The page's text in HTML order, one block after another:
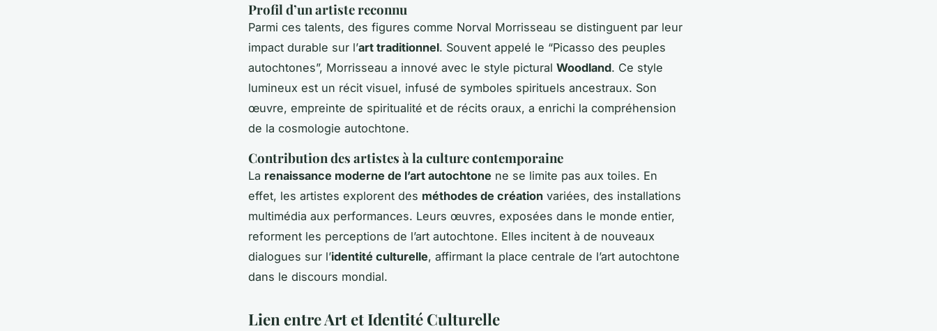
Profil d’un artiste reconnu
Parmi ces talents, des figures comme Norval Morrisseau se distinguent par leur
impact durable sur l’art traditionnel. Souvent appelé le “Picasso des peuples
autochtones”, Morrisseau a innové avec le style pictural Woodland. Ce style
lumineux est un récit visuel, infusé de symboles spirituels ancestraux. Son
œuvre, empreinte de spiritualité et de récits oraux, a enrichi la compréhension
de la cosmologie autochtone.
Contribution des artistes à la culture contemporaine
La renaissance moderne de l’art autochtone ne se limite pas aux toiles. En
effet, les artistes explorent des méthodes de création variées, des installations
multimédia aux performances. Leurs œuvres, exposées dans le monde entier,
reforment les perceptions de l’art autochtone. Elles incitent à de nouveaux
dialogues sur l’identité culturelle, affirmant la place centrale de l’art autochtone
dans le discours mondial.
Lien entre Art et Identité Culturelle